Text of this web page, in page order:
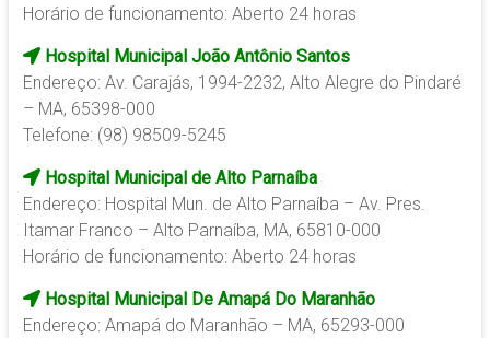
Horário de funcionamento: Aberto 24 horas
Hospital Municipal João Antônio Santos
Endereço: Av. Carajás, 1994-2232, Alto Alegre do Pindaré
– MA, 65398-000
Telefone: (98) 98509-5245
Hospital Municipal de Alto Parnaíba
Endereço: Hospital Mun. de Alto Parnaíba – Av. Pres.
Itamar Franco – Alto Parnaíba, MA, 65810-000
Horário de funcionamento: Aberto 24 horas
Hospital Municipal De Amapá Do Maranhão
Endereço: Amapá do Maranhão – MA, 65293-000